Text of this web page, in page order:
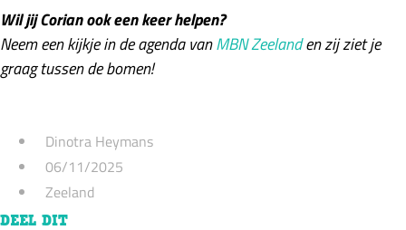
Wil jij Corian ook een keer helpen?
Neem een kijkje in de agenda vanMBN Zeelanden zij ziet je
graag tussen de bomen!
Dinotra Heymans
06/11/2025
Zeeland
DEEL DIT